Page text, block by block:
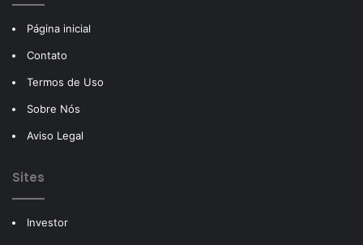
Página inicial
Contato
Termos de Uso
Sobre Nós
Aviso Legal
Sites
Investor